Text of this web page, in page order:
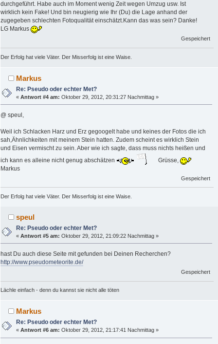
durchgeführt. Habe auch im Moment wenig Zeit wegen Umzug usw. Ist
wirklich kein Fake! Und bin neugierig wie Ihr (Du) die Lage anhand der
zugegeben schlechten Fotoqualität einschätzt.Kann das was sein? Danke!
LG Markus
Gespeichert
Der Erfolg hat viele Väter. Der Misserfolg ist eine Waise.
Markus
Re: Pseudo oder echter Met?
«Antwort #4 am: Oktober 29, 2012, 20:31:27 Nachmittag »
@ speul,
Weil ich Schlacken Harz und Erz gegoogelt habe und keines der Fotos die ich
sah,Ähnlichkeiten mit meinem Stein hatten. Zudem scheint es wirklich Stein
und Eisen vermischt zu sein. Aber wie ich sagte, dass muss nichts heißen und
ich kann es alleine nicht genug abschätzen
Grüsse,
Markus
Gespeichert
Der Erfolg hat viele Väter. Der Misserfolg ist eine Waise.
speul
Re: Pseudo oder echter Met?
«Antwort #5 am: Oktober 29, 2012, 21:09:22 Nachmittag »
hast Du auch diese Seite mit gefunden bei Deinen Recherchen?
http://www.pseudometeorite.de/
Gespeichert
Lächle einfach - denn du kannst sie nicht alle töten
Markus
Re: Pseudo oder echter Met?
«Antwort #6 am: Oktober 29, 2012, 21:17:41 Nachmittag »